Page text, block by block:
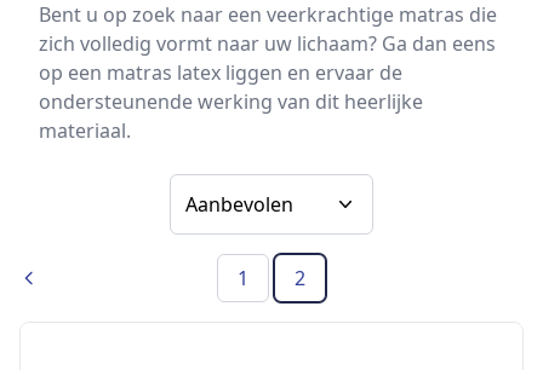
Bent u op zoek naar een veerkrachtige matras die
zich volledig vormt naar uw lichaam? Ga dan eens
op een matras latex liggen en ervaar de
ondersteunende werking van dit heerlijke
materiaal.
Sorteer op
Vorig 1 2
(Huidige pagina)